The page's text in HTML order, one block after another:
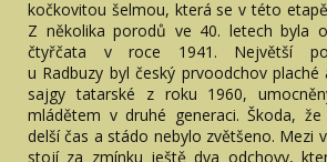
kočkovitou šelmou, která se v této
Z několika porodů ve 40. letech byla
čtyřčata v roce 1941. Největší
u Radbuzy byl český prvoodchov
sajgy tatarské z roku 1960,
mládětem v druhé generaci. Škoda,
delší čas a stádo nebylo zvětšeno. Mezi
stojí za zmínku ještě dva odchovy,